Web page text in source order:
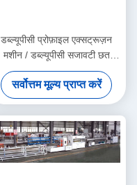
डब्ल्यूपीसी प्रोफ़ाइल एक्सट्रूज़न
मशीन / डब्ल्यूपीसी सजावटी छत
उत्पादन लाइन
सर्वोत्तम मूल्य प्राप्त करें